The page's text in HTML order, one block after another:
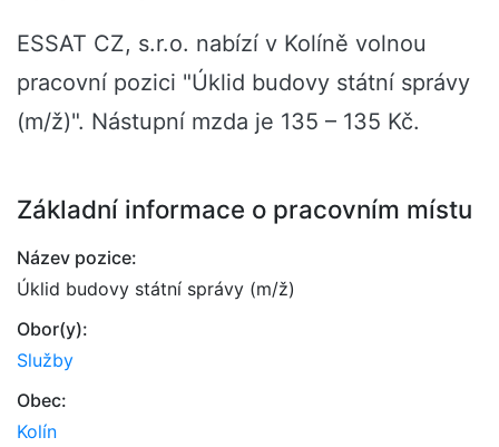
ESSAT CZ, s.r.o. nabízí v Kolíně volnou
pracovní pozici "Úklid budovy státní správy
(m/ž)". Nástupní mzda je 135 – 135 Kč.
Základní informace o pracovním místu
Název pozice:
Úklid budovy státní správy (m/ž)
Obor(y):
Služby
Obec:
Kolín